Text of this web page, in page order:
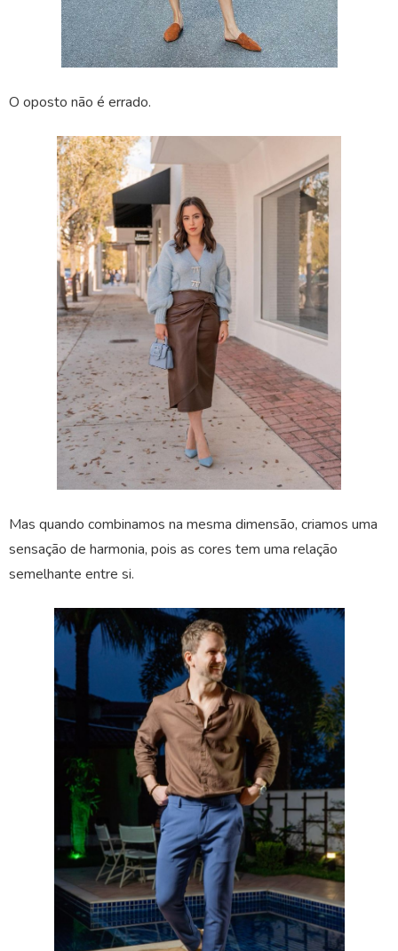
O oposto não é errado.
Mas quando combinamos na mesma dimensão, criamos uma
sensação de harmonia, pois as cores tem uma relação
semelhante entre si.